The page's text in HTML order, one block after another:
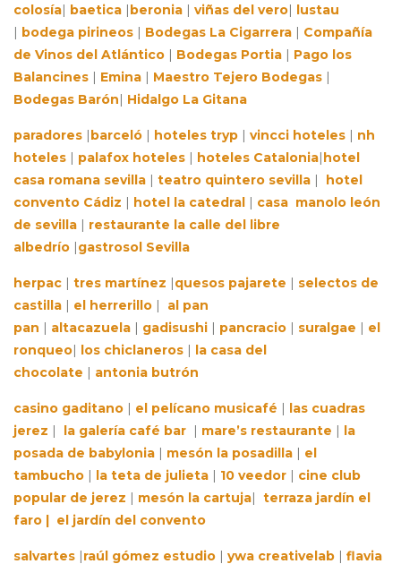
colosía| baetica |beronia | viñas del vero| lustau
| bodega pirineos | Bodegas La Cigarrera | Compañía
de Vinos del Atlántico | Bodegas Portia | Pago los
Balancines | Emina | Maestro Tejero Bodegas |
Bodegas Barón| Hidalgo La Gitana
paradores |barceló | hoteles tryp | vincci hoteles | nh
hoteles | palafox hoteles | hoteles Catalonia|hotel
casa romana sevilla | teatro quintero sevilla | hotel
convento Cádiz | hotel la catedral | casa manolo león
de sevilla | restaurante la calle del libre
albedrío |gastrosol Sevilla
herpac | tres martínez |quesos pajarete | selectos de
castilla | el herrerillo | al pan
pan | altacazuela | gadisushi | pancracio | suralgae | el
ronqueo| los chiclaneros | la casa del
chocolate | antonia butrón
casino gaditano | el pelícano musicafé | las cuadras
jerez | la galería café bar | mare’s restaurante | la
posada de babylonia | mesón la posadilla | el
tambucho | la teta de julieta | 10 veedor | cine club
popular de jerez | mesón la cartuja| terraza jardín el
faro | el jardín del convento
salvartes |raúl gómez estudio | ywa creativelab | flavia